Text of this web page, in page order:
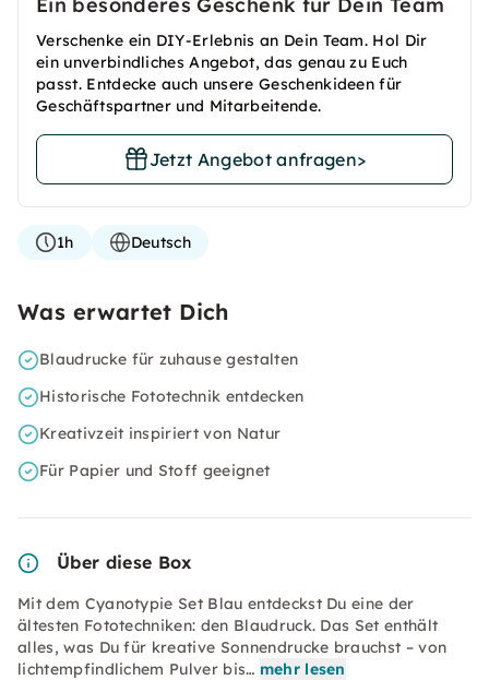
Verschenke ein DIY-Erlebnis an Dein Team. Hol Dir
ein unverbindliches Angebot, das genau zu Euch
passt. Entdecke auch unsere Geschenkideen für
Geschäftspartner und Mitarbeitende.
Jetzt Angebot anfragen>
1h Deutsch
Was erwartet Dich
Blaudrucke für zuhause gestalten
Historische Fototechnik entdecken
Kreativzeit inspiriert von Natur
Für Papier und Stoff geeignet
Über diese Box
Mit dem Cyanotypie Set Blau entdeckst Du eine der
ältesten Fototechniken: den Blaudruck. Das Set enthält
alles, was Du für kreative Sonnendrucke brauchst – von
lichtempfindlichem Pulver bis… mehr lesen